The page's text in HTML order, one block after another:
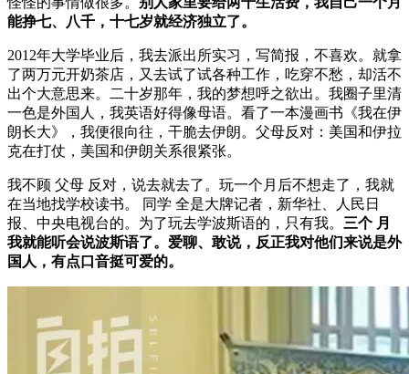
能挣七、八千，十七岁就经济独立了。
2012年大学毕业后，我去派出所实习，写简报，不喜欢。就拿
了两万元开奶茶店，又去试了试各种工作，吃穿不愁，却活不
出个大意思来。二十岁那年，我的梦想呼之欲出。我圈子里清
一色是外国人，我英语好得像母语。看了一本漫画书《我在伊
朗长大》，我便很向往，干脆去伊朗。父母反对：美国和伊拉
克在打仗，美国和伊朗关系很紧张。
我不顾 父母 反对，说去就去了。玩一个月后不想走了，我就
在当地找学校读书。 同学 全是大牌记者，新华社、人民日
报、中央电视台的。为了玩去学波斯语的，只有我。 三个 月
我就能听会说波斯语了。爱聊、敢说，反正我对他们来说是外
国人，有点口音挺可爱的。